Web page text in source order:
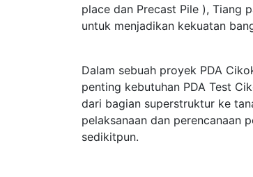
place dan Precast Pile ), Tiang
untuk menjadikan kekuatan
Dalam sebuah proyek PDA
penting kebutuhan PDA Test
dari bagian superstruktur ke
pelaksanaan dan perencanaan
sedikitpun.